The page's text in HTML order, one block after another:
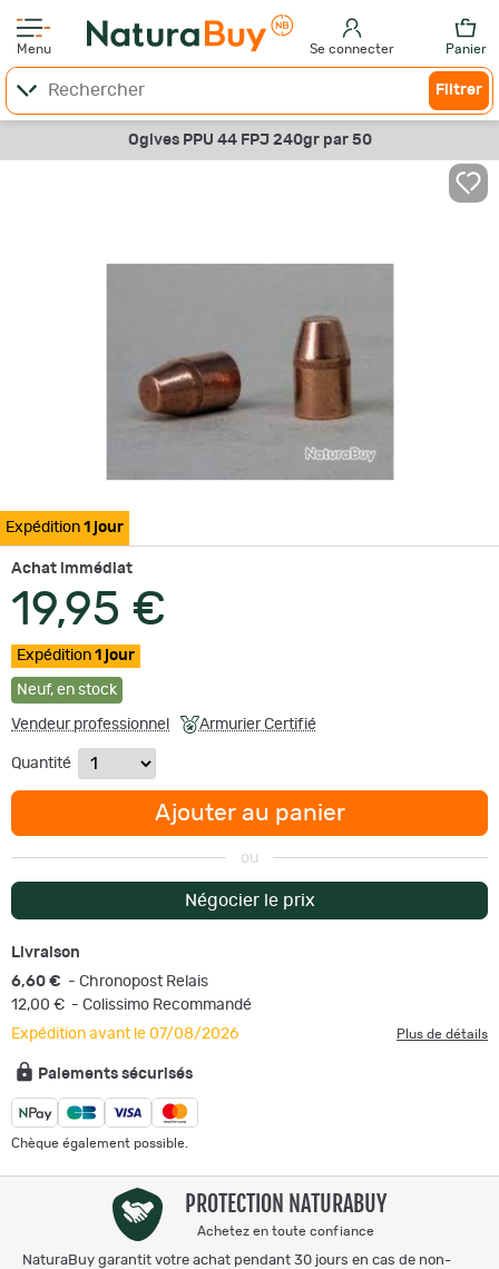
Menu Se connecter Panier
Filtrer
Ogives PPU 44 FPJ 240gr par 50
Expédition 1 jour
Achat immédiat
19,95 €
Expédition 1 jour
Neuf, en stock
Vendeur professionnel Armurier Certifié
Quantité
Ajouter au panier
ou
Négocier le prix
Livraison
6,60 € - Chronopost Relais
12,00 € - Colissimo Recommandé
Expédition avant le 07/08/2026
Plus de détails
Paiements sécurisés
Chèque également possible.
PROTECTION NATURABUY
Achetez en toute confiance
NaturaBuy garantit votre achat pendant 30 jours en cas de non-